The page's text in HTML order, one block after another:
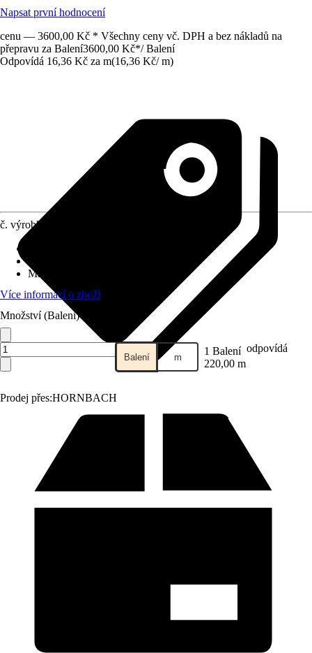
Napsat první hodnocení
cenu — 3600,00 Kč * Všechny ceny vč. DPH a bez nákladů na
přepravu za Balení3600,00 Kč*/ Balení
Odpovídá 16,36 Kč za m(16,36 Kč/ m)
Prodej přes:HORNBACH
č. výrobku
Materiál
Více informací o zboží
Množství (Balení)
Balení m 1 Balení odpovídá
220,00 m